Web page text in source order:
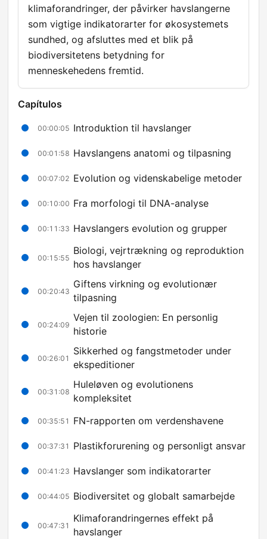
klimaforandringer, der påvirker havslangerne
som vigtige indikatorarter for økosystemets
sundhed, og afsluttes med et blik på
biodiversitetens betydning for
menneskehedens fremtid.
Capítulos
00:00:05 Introduktion til havslanger
00:01:58 Havslangens anatomi og tilpasning
00:07:02 Evolution og videnskabelige metoder
00:10:00 Fra morfologi til DNA-analyse
00:11:33 Havslangers evolution og grupper
00:15:55
Biologi, vejrtrækning og reproduktion
hos havslanger
00:20:43
Giftens virkning og evolutionær
tilpasning
00:24:09
Vejen til zoologien: En personlig
historie
00:26:01
Sikkerhed og fangstmetoder under
ekspeditioner
00:31:08
Huleløven og evolutionens
kompleksitet
00:35:51 FN-rapporten om verdenshavene
00:37:31 Plastikforurening og personligt ansvar
00:41:23 Havslanger som indikatorarter
00:44:05 Biodiversitet og globalt samarbejde
00:47:31
Klimaforandringernes effekt på
havslanger